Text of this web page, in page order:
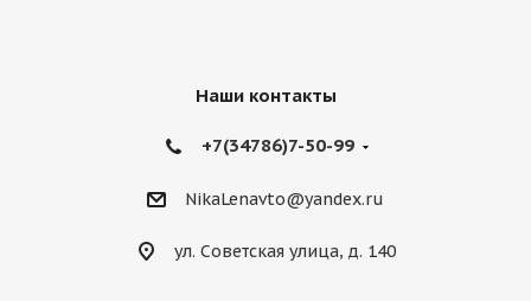
Наши контакты
+7(34786)7-50-99
NikaLenavto@yandex.ru
ул. Советская улица, д. 140